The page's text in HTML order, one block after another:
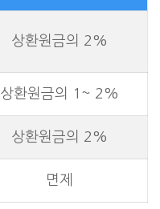
상환원금의 2%
상환원금의 1~ 2%
상환원금의 2%
면제